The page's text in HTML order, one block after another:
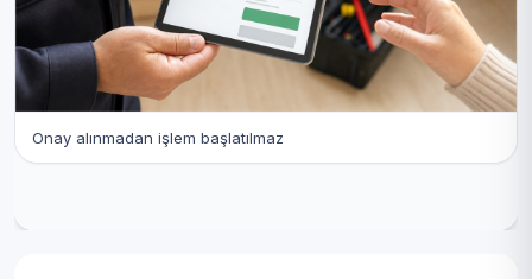
Onay alınmadan işlem başlatılmaz